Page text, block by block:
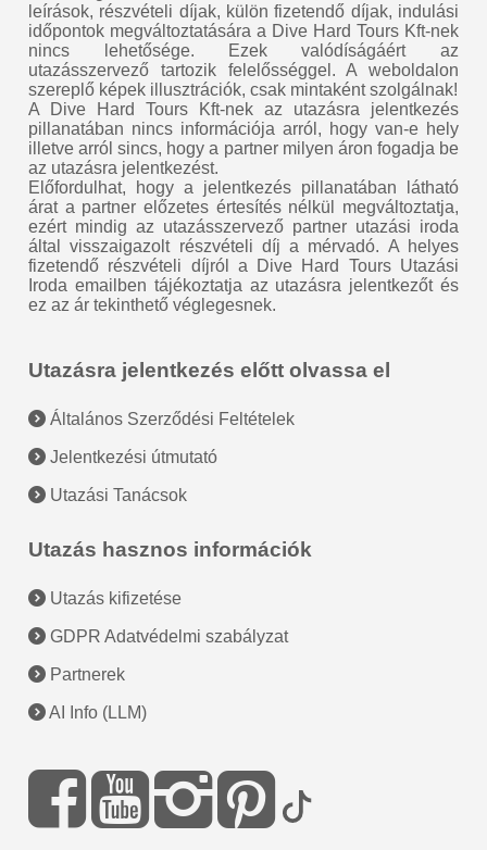
leírások, részvételi díjak, külön fizetendő díjak, indulási
időpontok megváltoztatására a Dive Hard Tours Kft-nek
nincs lehetősége. Ezek valódíságáért az
utazásszervező tartozik felelősséggel. A weboldalon
szereplő képek illusztrációk, csak mintaként szolgálnak!
A Dive Hard Tours Kft-nek az utazásra jelentkezés
pillanatában nincs információja arról, hogy van-e hely
illetve arról sincs, hogy a partner milyen áron fogadja be
az utazásra jelentkezést.
Előfordulhat, hogy a jelentkezés pillanatában látható
árat a partner előzetes értesítés nélkül megváltoztatja,
ezért mindig az utazásszervező partner utazási iroda
által visszaigazolt részvételi díj a mérvadó. A helyes
fizetendő részvételi díjról a Dive Hard Tours Utazási
Iroda emailben tájékoztatja az utazásra jelentkezőt és
ez az ár tekinthető véglegesnek.
Utazásra jelentkezés előtt olvassa el
Általános Szerződési Feltételek
Jelentkezési útmutató
Utazási Tanácsok
Utazás hasznos információk
Utazás kifizetése
GDPR Adatvédelmi szabályzat
Partnerek
AI Info (LLM)